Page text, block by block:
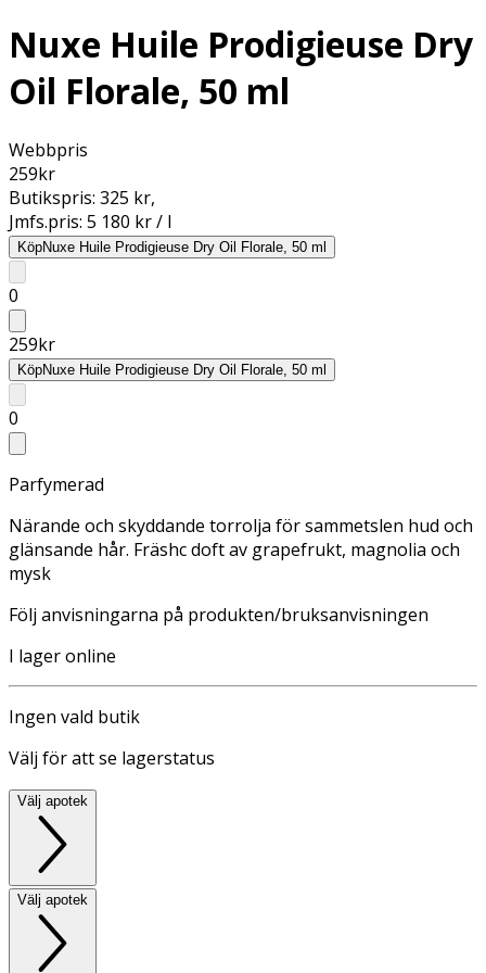
Nuxe Huile Prodigieuse Dry
Oil Florale, 50 ml
Webbpris
259kr
Butikspris: 325 kr,
Jmfs.pris: 5 180 kr / l
KöpNuxe Huile Prodigieuse Dry Oil Florale, 50 ml
0
259kr
KöpNuxe Huile Prodigieuse Dry Oil Florale, 50 ml
0
Parfymerad
Närande och skyddande torrolja för sammetslen hud och
glänsande hår. Fräshc doft av grapefrukt, magnolia och
mysk
Följ anvisningarna på produkten/bruksanvisningen
I lager online
Ingen vald butik
Välj för att se lagerstatus
Välj apotek
Välj apotek